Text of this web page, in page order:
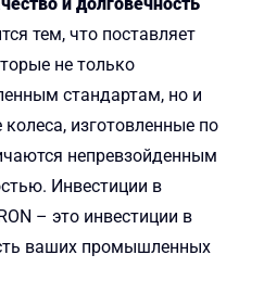
тем, что поставляет
не только
стандартам, но и
изготовленные по
непревзойденным
Инвестиции в
– это инвестиции в
ваших промышленных